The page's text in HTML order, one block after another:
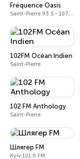
Fréquence Oasis
Saint-Pierre 93.5 - 107.2 FM
102FM Océan Indien
Saint-Pierre
102 FM Anthology
Saint-Pierre
Шлягер FM
Kyiv 101.9 FM